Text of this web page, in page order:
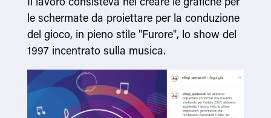
le schermate da proiettare per la conduzione
del gioco, in pieno stile "Furore", lo show del
1997 incentrato sulla musica.